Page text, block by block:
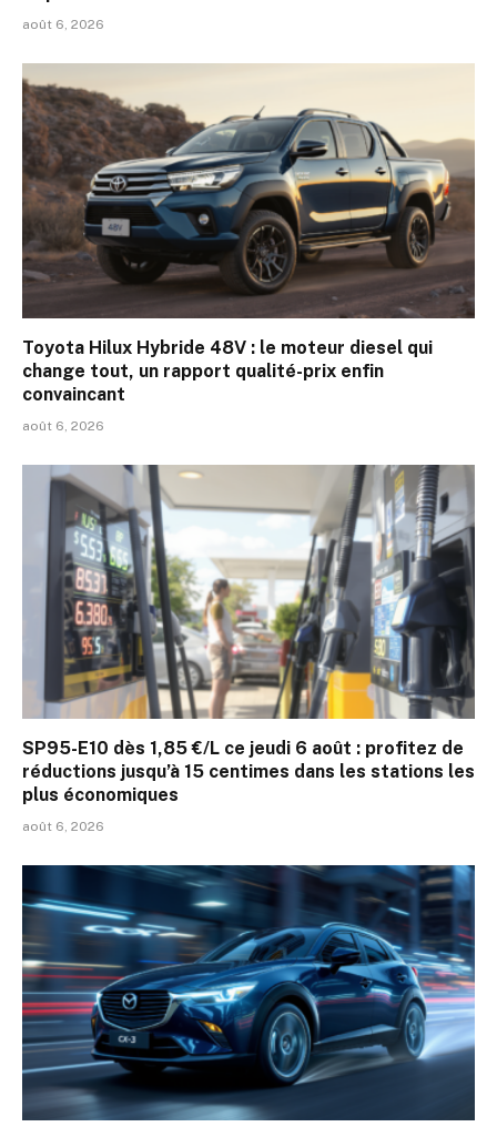
août 6, 2026
Toyota Hilux Hybride 48V : le moteur diesel qui
change tout, un rapport qualité-prix enfin
convaincant
août 6, 2026
SP95-E10 dès 1,85 €/L ce jeudi 6 août : profitez de
réductions jusqu’à 15 centimes dans les stations les
plus économiques
août 6, 2026